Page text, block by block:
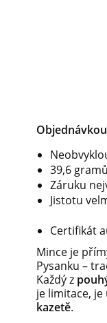
39,6
Záruku
Jistotu
Certifikát
Mince je
Pysanku –
Každý z
je limitace, je
kazetě.